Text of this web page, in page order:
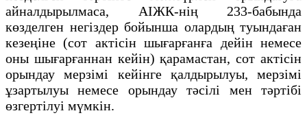
айналдырылмаса, АІЖК-нің 233-бабында
көзделген негіздер бойынша олардың туындаған
кезеңіне (сот актісін шығарғанға дейін немесе
оны шығарғаннан кейін) қарамастан, сот актісін
орындау мерзімі кейінге қалдырылуы, мерзімі
ұзартылуы немесе орындау тәсілі мен тәртібі
өзгертілуі мүмкін.